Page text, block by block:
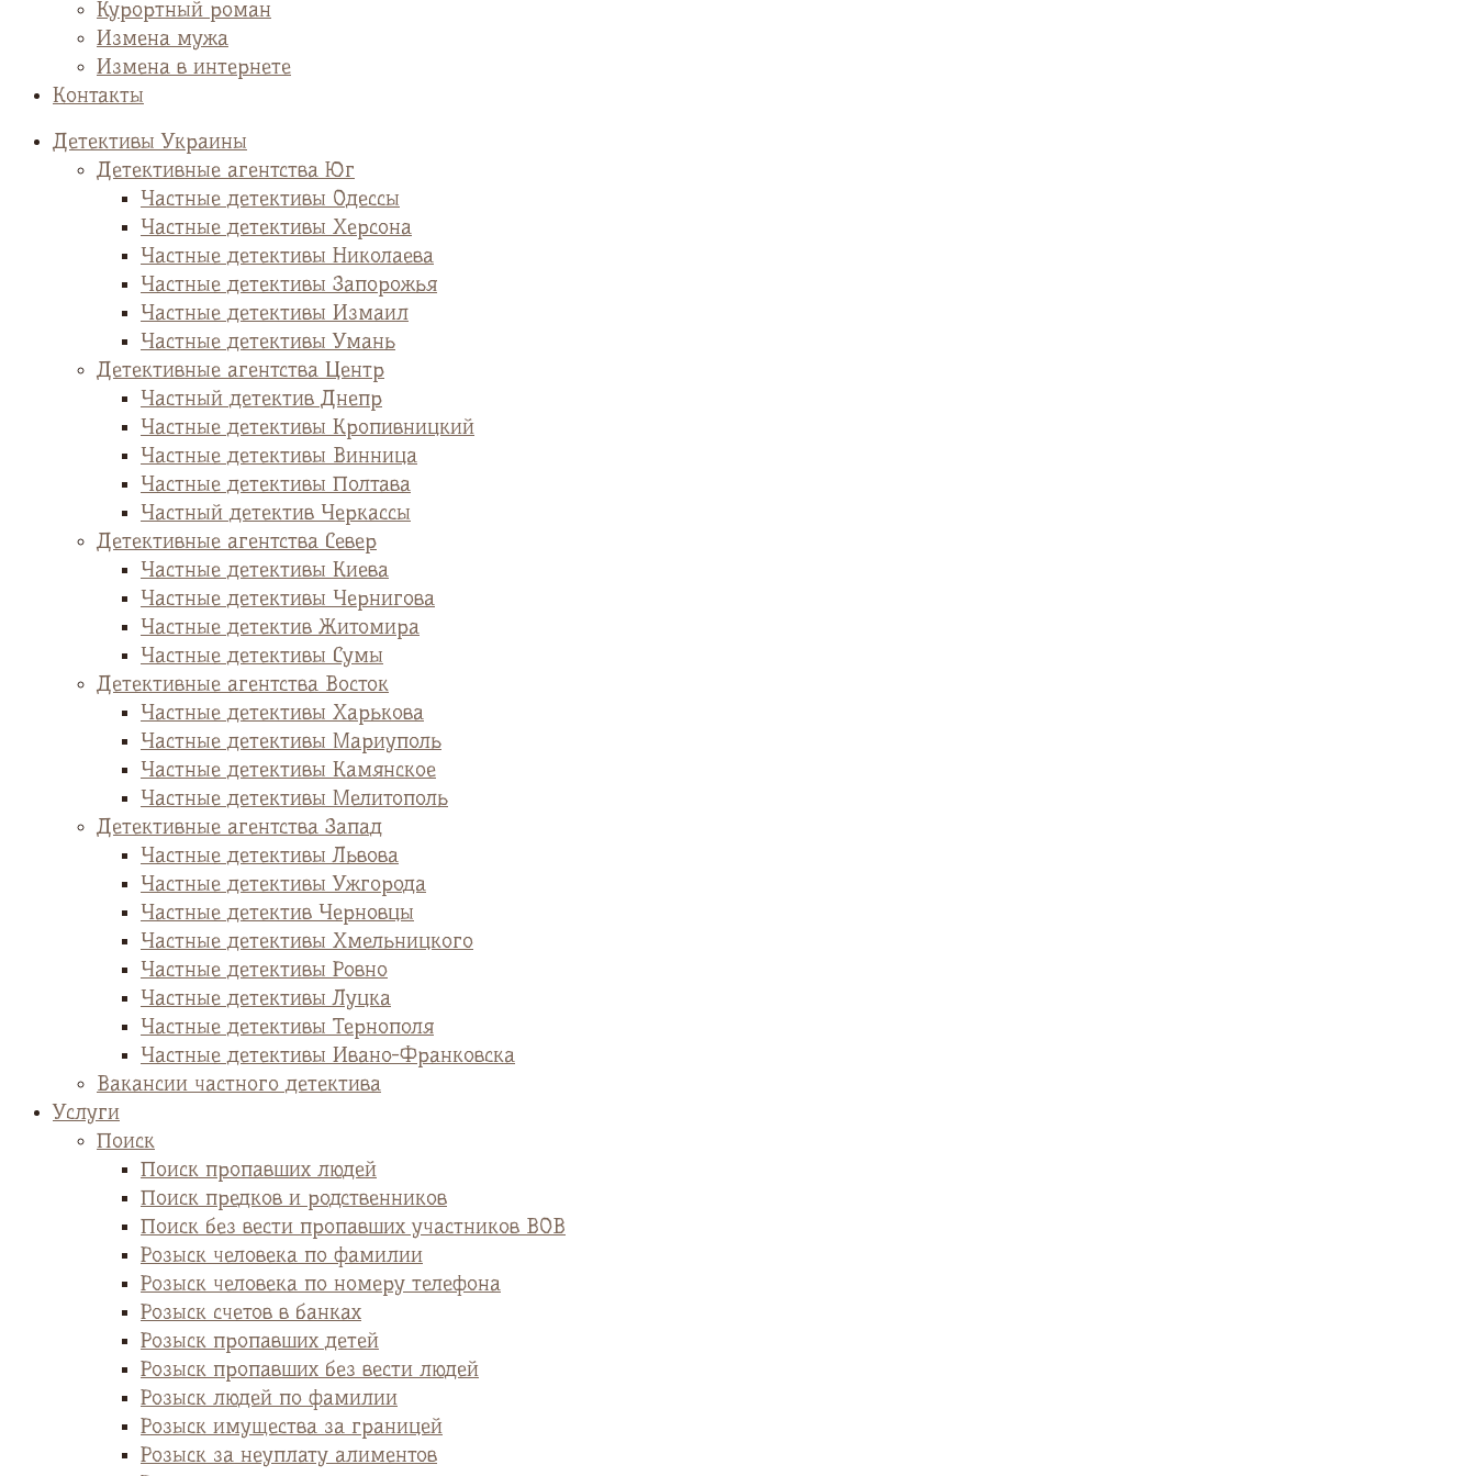
Курортный роман
Измена мужа
Измена в интернете
Контакты
Детективы Украины
Детективные агентства Юг
Частные детективы Одессы
Частные детективы Херсона
Частные детективы Николаева
Частные детективы Запорожья
Частные детективы Измаил
Частные детективы Умань
Детективные агентства Центр
Частный детектив Днепр
Частные детективы Кропивницкий
Частные детективы Винница
Частные детективы Полтава
Частный детектив Черкассы
Детективные агентства Север
Частные детективы Киева
Частные детективы Чернигова
Частные детектив Житомира
Частные детективы Сумы
Детективные агентства Восток
Частные детективы Харькова
Частные детективы Мариуполь
Частные детективы Камянское
Частные детективы Мелитополь
Детективные агентства Запад
Частные детективы Львова
Частные детективы Ужгорода
Частные детектив Черновцы
Частные детективы Хмельницкого
Частные детективы Ровно
Частные детективы Луцка
Частные детективы Тернополя
Частные детективы Ивано-Франковска
Вакансии частного детектива
Услуги
Поиск
Поиск пропавших людей
Поиск предков и родственников
Поиск без вести пропавших участников ВОВ
Розыск человека по фамилии
Розыск человека по номеру телефона
Розыск счетов в банках
Розыск пропавших детей
Розыск пропавших без вести людей
Розыск людей по фамилии
Розыск имущества за границей
Розыск за неуплату алиментов